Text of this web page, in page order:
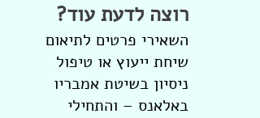
רוצה לדעת עוד?
השאירי פרטים לתיאום
שיחת ייעוץ או טיפול
ניסיון בשיטת אמבריו
באלאנס – והתחילי